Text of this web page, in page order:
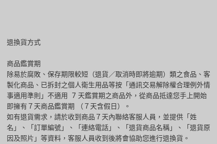
退換貨方式
商品鑑賞期
除易於腐敗、保存期限較短（退貨／取消時即將逾期）類之食品、客
製化商品、已拆封之個人衛生用品等按「通訊交易解除權合理例外情
事適用準則」不適用 7 天鑑賞期之商品外，從商品抵達您手上開始
即擁有７天商品鑑賞期 （７天含假日）。
如有退貨需求，請於收到商品７天內聯絡客服人員，並提供「姓
名」、「訂單編號」、「連絡電話」、「退貨商品名稱」、「退貨原
因及照片」等資料，客服人員收到後將會協助您進行退換貨。